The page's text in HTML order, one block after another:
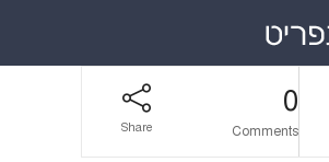
0
Comments
Share